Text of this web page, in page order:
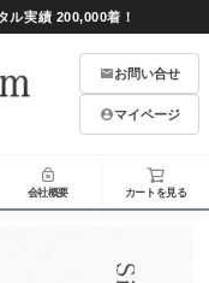
ル実績 200,000着！
お問い合せ
マイページ
会社概要 カートを見る